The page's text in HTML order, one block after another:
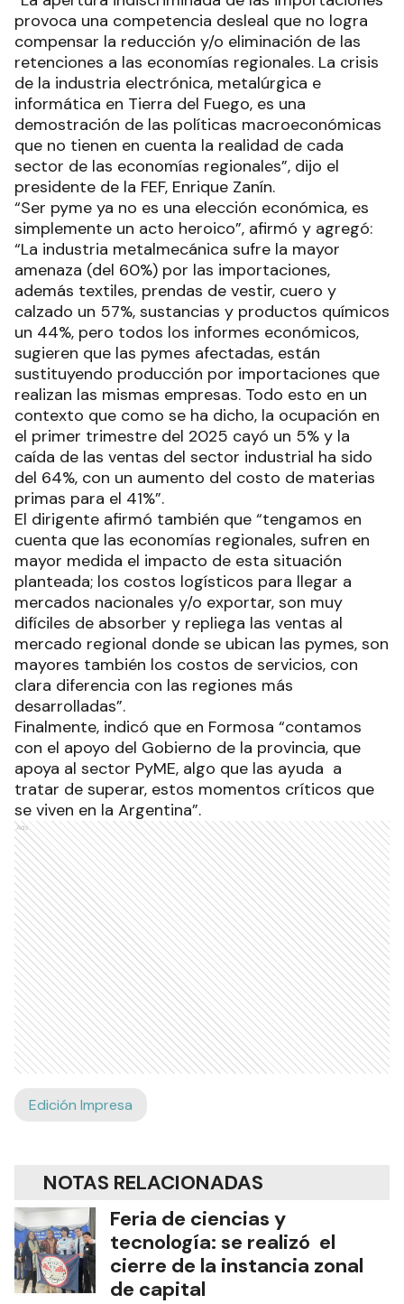
provoca una competencia desleal que no logra
compensar la reducción y/o eliminación de las
retenciones a las economías regionales. La crisis
de la industria electrónica, metalúrgica e
informática en Tierra del Fuego, es una
demostración de las políticas macroeconómicas
que no tienen en cuenta la realidad de cada
sector de las economías regionales”, dijo el
presidente de la FEF, Enrique Zanín.
“Ser pyme ya no es una elección económica, es
simplemente un acto heroico”, afirmó y agregó:
“La industria metalmecánica sufre la mayor
amenaza (del 60%) por las importaciones,
además textiles, prendas de vestir, cuero y
calzado un 57%, sustancias y productos químicos
un 44%, pero todos los informes económicos,
sugieren que las pymes afectadas, están
sustituyendo producción por importaciones que
realizan las mismas empresas. Todo esto en un
contexto que como se ha dicho, la ocupación en
el primer trimestre del 2025 cayó un 5% y la
caída de las ventas del sector industrial ha sido
del 64%, con un aumento del costo de materias
primas para el 41%”.
El dirigente afirmó también que “tengamos en
cuenta que las economías regionales, sufren en
mayor medida el impacto de esta situación
planteada; los costos logísticos para llegar a
mercados nacionales y/o exportar, son muy
difíciles de absorber y repliega las ventas al
mercado regional donde se ubican las pymes, son
mayores también los costos de servicios, con
clara diferencia con las regiones más
desarrolladas”.
Finalmente, indicó que en Formosa “contamos
con el apoyo del Gobierno de la provincia, que
apoya al sector PyME, algo que las ayuda a
tratar de superar, estos momentos críticos que
se viven en la Argentina”.
Ads
Edición Impresa
NOTAS RELACIONADAS
Feria de ciencias y
tecnología: se realizó el
cierre de la instancia zonal
de capital